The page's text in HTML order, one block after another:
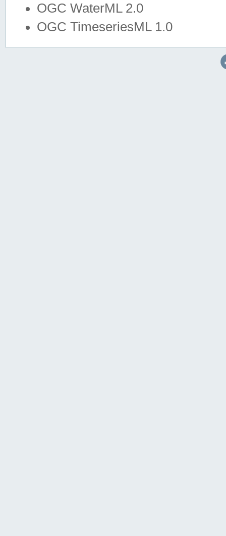
OGC WaterML 2.0
OGC TimeseriesML 1.0